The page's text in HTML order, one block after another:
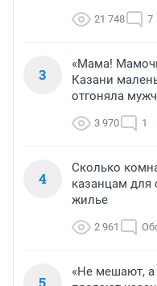
21 748 7
3
«Мама!
Казани
отгоняла
3 970 1
4
Сколько
казанцам для
жилье
2 961
5
«Не мешают, а